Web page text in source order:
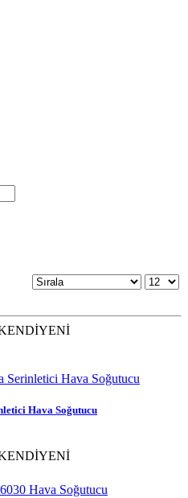
YENİ
Hava Soğutucu
YENİ